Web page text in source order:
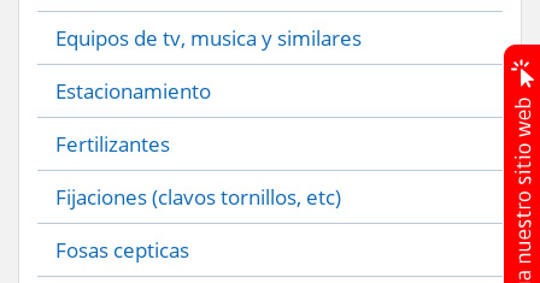
Equipos de tv, musica y similares
Estacionamiento
Fertilizantes
Fijaciones (clavos tornillos, etc)
Fosas cepticas